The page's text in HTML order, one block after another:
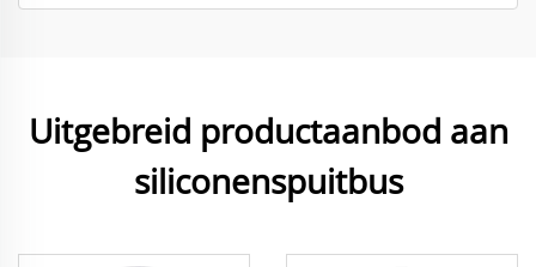
Uitgebreid productaanbod aan
siliconenspuitbus